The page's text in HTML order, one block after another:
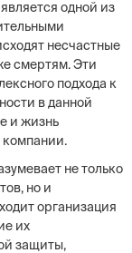
одной из
несчастные
смертям. Эти
подхода к
в данной
и жизнь
компании.
не только
но и
организация
их
защиты,